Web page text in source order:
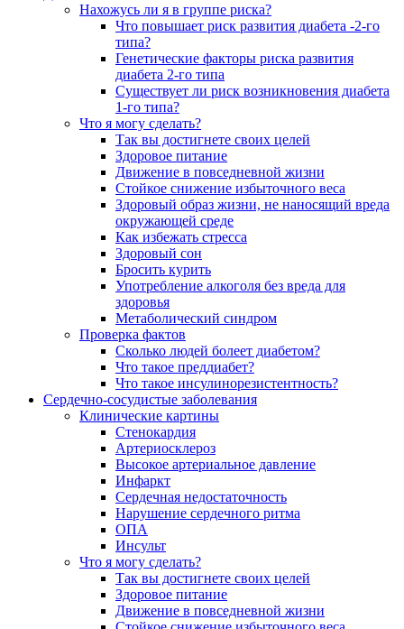
Нахожусь ли я в группе риска?
Что повышает риск развития диабета -2-го
типа?
Генетические факторы риска развития
диабета 2-го типа
Существует ли риск возникновения диабета
1-го типа?
Что я могу сделать?
Так вы достигнете своих целей
Здоровое питание
Движение в повседневной жизни
Стойкое снижение избыточного веса
Здоровый образ жизни, не наносящий вреда
окружающей среде
Как избежать стресса
Здоровый сон
Бросить курить
Употребление алкоголя без вреда для
здоровья
Метаболический синдром
Проверка фактов
Сколько людей болеет диабетом?
Что такое преддиабет?
Что такое инсулинорезистентность?
Сердечно-сосудистые заболевания
Клинические картины
Стенокардия
Артериосклероз
Высокое артериальное давление
Инфаркт
Сердечная недостаточность
Нарушение сердечного ритма
ОПА
Инсульт
Что я могу сделать?
Так вы достигнете своих целей
Здоровое питание
Движение в повседневной жизни